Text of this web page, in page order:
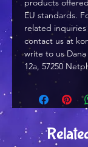
products
EU standards.
related
contact us at
write to us
12a, 57250